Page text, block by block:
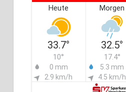
Heute
33.7°
10°
0 mm
2.9 km/h
Morgen
32.5°
17.4°
5.3 mm
4.5 km/h